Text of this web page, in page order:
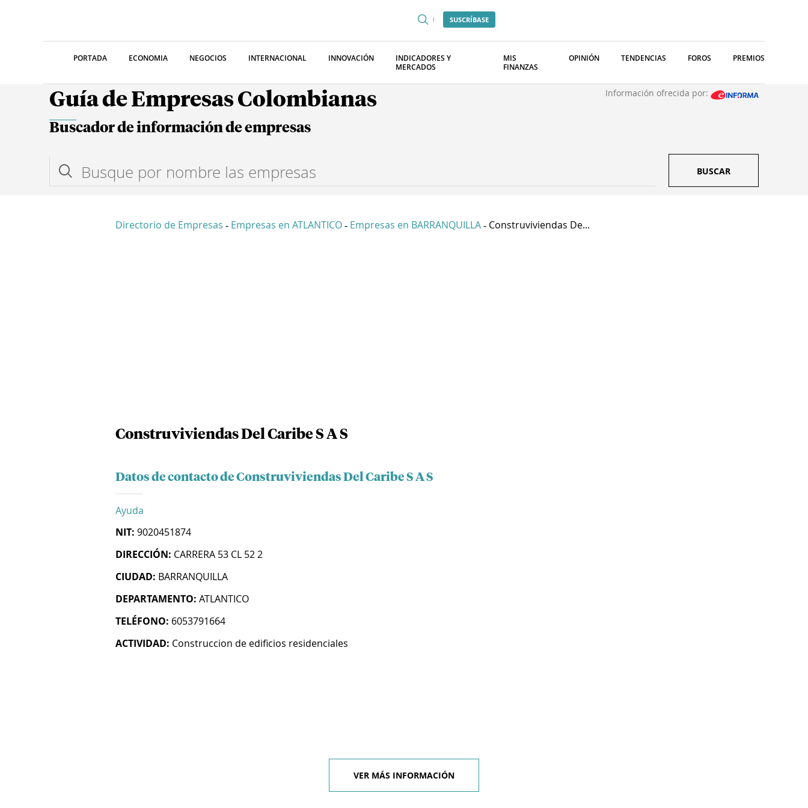
SUSCRÍBASE
PORTADA ECONOMIA NEGOCIOS INTERNACIONAL INNOVACIÓN
INDICADORES Y
MERCADOS
MIS
FINANZAS
OPINIÓN TENDENCIAS FOROS PREMIOS
Guía de Empresas Colombianas Información ofrecida por:
Buscador de información de empresas
BUSCAR
Directorio de Empresas - Empresas en ATLANTICO - Empresas en BARRANQUILLA - Construviviendas De...
Construviviendas Del Caribe S A S
Datos de contacto de Construviviendas Del Caribe S A S
Ayuda
NIT: 9020451874
DIRECCIÓN: CARRERA 53 CL 52 2
CIUDAD: BARRANQUILLA
DEPARTAMENTO: ATLANTICO
TELÉFONO: 6053791664
ACTIVIDAD: Construccion de edificios residenciales
VER MÁS INFORMACIÓN